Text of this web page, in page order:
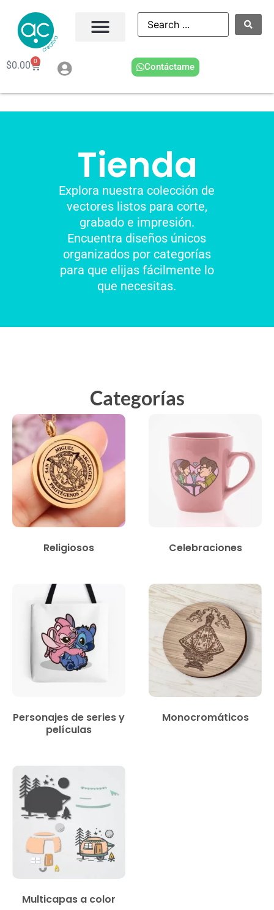
$0.00 0
Contáctame
Tienda
Explora nuestra colección de
vectores listos para corte,
grabado e impresión.
Encuentra diseños únicos
organizados por categorías
para que elijas fácilmente lo
que necesitas.
Categorías
Religiosos Celebraciones
Personajes de series y
películas
Monocromáticos
Multicapas a color